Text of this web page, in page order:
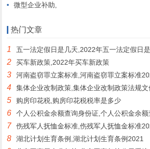
微型企业补助,
热门文章
1 五一法定假日是几天,2022年五一法定假日
2 买车新政策,2022年买车新政策
3 河南盗窃罪立案标准,河南盗窃罪立案标准
4 集体企业改制政策,集体企业改制政策法规文
5 购房印花税,购房印花税税率是多少
6 个人公积金余额查询身份证,个人公积金余
7 伤残军人抚恤金标准,伤残军人抚恤金标准
8 湖北计划生育条例,湖北计划生育条例2021